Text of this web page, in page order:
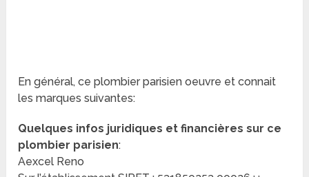
En général, ce plombier parisien oeuvre et connait
les marques suivantes:
Quelques infos juridiques et financières sur ce
plombier parisien:
Aexcel Reno